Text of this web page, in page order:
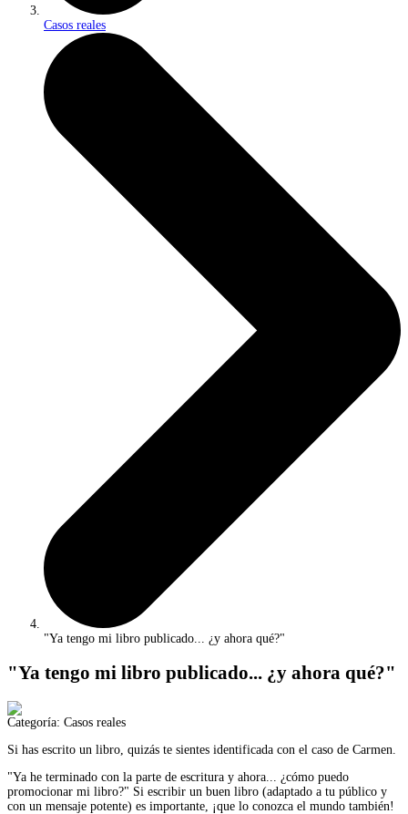
Casos reales
"Ya tengo mi libro publicado... ¿y ahora qué?"
"Ya tengo mi libro publicado... ¿y ahora qué?"
Categoría: Casos reales
Si has escrito un libro, quizás te sientes identificada con el caso de Carmen.
"Ya he terminado con la parte de escritura y ahora... ¿cómo puedo
promocionar mi libro?" Si escribir un buen libro (adaptado a tu público y
con un mensaje potente) es importante, ¡que lo conozca el mundo también!